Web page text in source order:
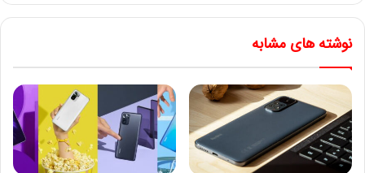
نوشته های مشابه